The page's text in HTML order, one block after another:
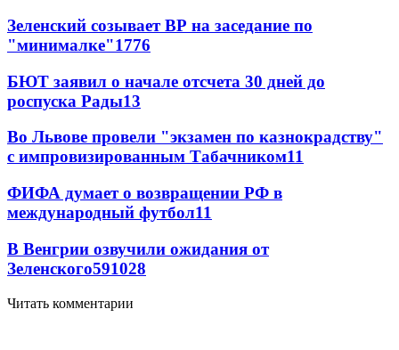
Зеленский созывает ВР на заседание по
"минималке"1776
БЮТ заявил о начале отсчета 30 дней до
роспуска Рады13
Во Львове провели "экзамен по казнокрадству"
с импровизированным Табачником11
ФИФА думает о возвращении РФ в
международный футбол11
В Венгрии озвучили ожидания от
Зеленского591028
Читать комментарии